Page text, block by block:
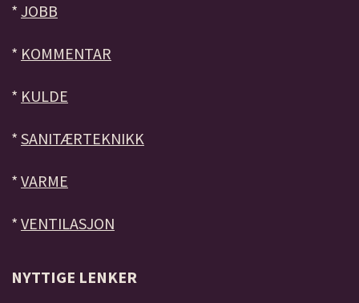
* JOBB
* KOMMENTAR
* KULDE
* SANITÆRTEKNIKK
* VARME
* VENTILASJON
NYTTIGE LENKER